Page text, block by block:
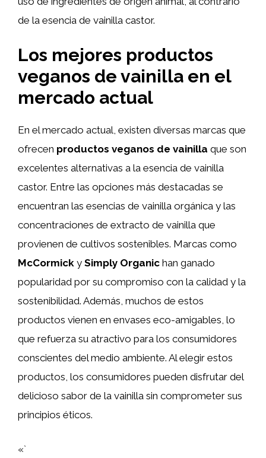
de la esencia de vainilla castor.
Los mejores productos
veganos de vainilla en el
mercado actual
En el mercado actual, existen diversas marcas que
ofrecen productos veganos de vainilla que son
excelentes alternativas a la esencia de vainilla
castor. Entre las opciones más destacadas se
encuentran las esencias de vainilla orgánica y las
concentraciones de extracto de vainilla que
provienen de cultivos sostenibles. Marcas como
McCormick y Simply Organic han ganado
popularidad por su compromiso con la calidad y la
sostenibilidad. Además, muchos de estos
productos vienen en envases eco-amigables, lo
que refuerza su atractivo para los consumidores
conscientes del medio ambiente. Al elegir estos
productos, los consumidores pueden disfrutar del
delicioso sabor de la vainilla sin comprometer sus
principios éticos.
«`